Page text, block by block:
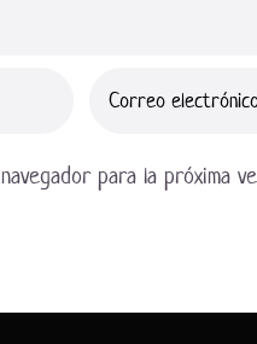
para la próxima